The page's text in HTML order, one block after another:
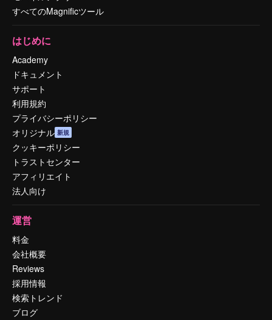
すべてのMagnificツール
はじめに
Academy
ドキュメント
サポート
利用規約
プライバシーポリシー
オリジナル 新規
クッキーポリシー
トラストセンター
アフィリエイト
法人向け
運営
料金
会社概要
Reviews
採用情報
検索トレンド
ブログ